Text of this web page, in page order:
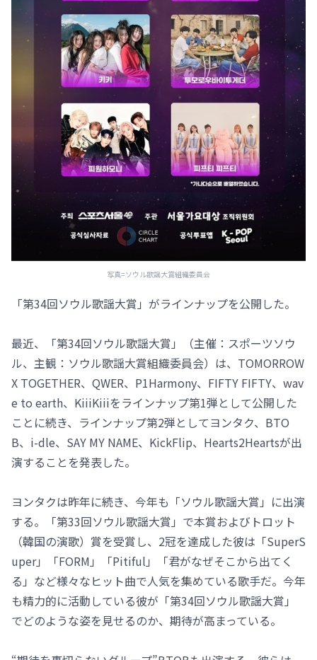
写真=ソウル歌謡大賞組織委員会
「第34回ソウル歌謡大賞」がラインナップを公開した。
最近、「第34回ソウル歌謡大賞」（主催：スポーツソウ
ル、主観：ソウル歌謡大賞組織委員会）は、TOMORROW
X TOGETHER、QWER、P1Harmony、FIFTY FIFTY、wav
e to earth、KiiiKiiiをラインナップ第1弾として公開した
ことに続き、ラインナップ第2弾としてヨンタク、BTO
B、i-dle、SAY MY NAME、KickFlip、Hearts2Heartsが出
演することを発表した。
ヨンタクは昨年に続き、今年も「ソウル歌謡大賞」に出演
する。「第33回ソウル歌謡大賞」で本賞およびトロット
（韓国の演歌）賞を受賞し、2冠を達成した彼は「SuperS
uper」「FORM」「Pitiful」「君がなぜそこから出てく
る」など様々なヒット曲で人気を集めている歌手だ。今年
も精力的に活動している彼が「第34回ソウル歌謡大賞」
でどのような姿を見せるのか、期待が高まっている。